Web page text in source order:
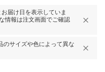
届け日を表示していま
情報は注文画面でご確認
のサイズや色によって異な